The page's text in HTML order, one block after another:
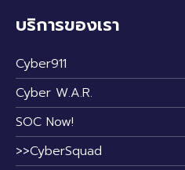
บริการของเรา
Cyber911
Cyber W.A.R.
SOC Now!
>>CyberSquad